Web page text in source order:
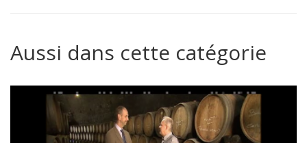
Aussi dans cette catégorie